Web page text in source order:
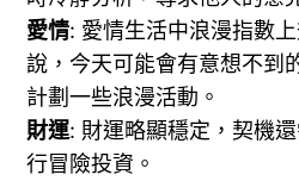
愛情: 愛情生活中浪漫指數
說，今天可能會有意想不到
計劃一些浪漫活動。
財運: 財運略顯穩定，契機
行冒險投資。